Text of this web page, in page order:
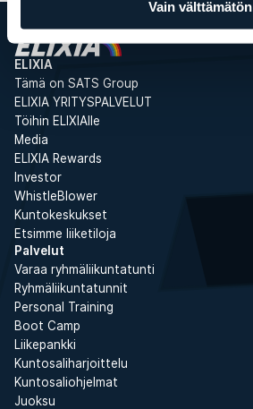
Vain välttämätön
ELIXIA
Tämä on SATS Group
ELIXIA YRITYSPALVELUT
Töihin ELIXIAlle
Media
ELIXIA Rewards
Investor
WhistleBlower
Kuntokeskukset
Etsimme liiketiloja
Palvelut
Varaa ryhmäliikuntatunti
Ryhmäliikuntatunnit
Personal Training
Boot Camp
Liikepankki
Kuntosaliharjoittelu
Kuntosaliohjelmat
Juoksu